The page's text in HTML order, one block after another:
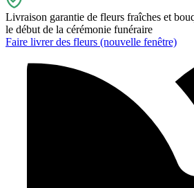
Livraison garantie de fleurs fraîches et
le début de la cérémonie funéraire
Faire livrer des fleurs (nouvelle fenêtre)